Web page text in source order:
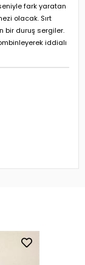
fark yaratan
olacak. Sırt
bir duruş sergiler.
iddialı